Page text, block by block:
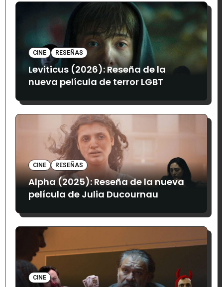
CINE RESEÑAS
Leviticus (2026): Reseña de la
nueva película de terror LGBT
CINE RESEÑAS
Alpha (2025): Reseña de la nueva
película de Julia Ducournau
CINE